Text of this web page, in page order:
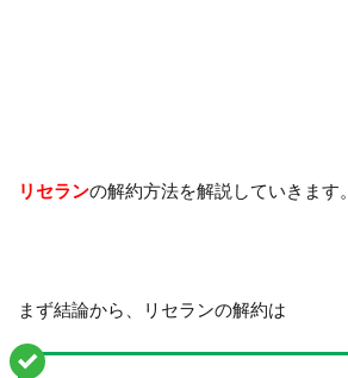
リセランの解約方法を解説していきます。
まず結論から、リセランの解約は